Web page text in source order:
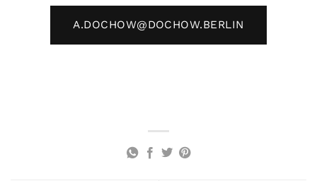
A.DOCHOW@DOCHOW.BERLIN